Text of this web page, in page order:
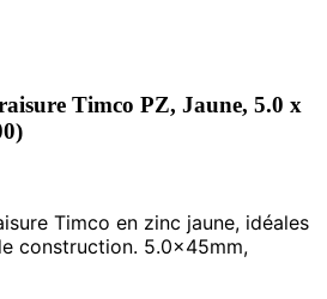
Timco PZ, Jaune, 5.0 x
Timco en zinc jaune, idéales
construction. 5.0x45mm,